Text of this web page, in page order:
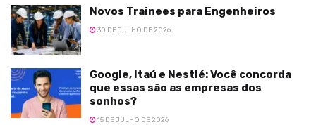
Novos Trainees para Engenheiros
30 DE JULHO DE 2026
Google, Itaú e Nestlé: Você concorda
que essas são as empresas dos
sonhos?
15 DE JULHO DE 2026